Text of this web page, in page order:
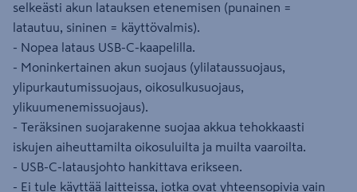
selkeästi akun latauksen etenemisen (punainen =
latautuu, sininen = käyttövalmis).
- Nopea lataus USB-C-kaapelilla.
- Moninkertainen akun suojaus (ylilataussuojaus,
ylipurkautumissuojaus, oikosulkusuojaus,
ylikuumenemissuojaus).
- Teräksinen suojarakenne suojaa akkua tehokkaasti
iskujen aiheuttamilta oikosuluilta ja muilta vaaroilta.
- USB-C-latausjohto hankittava erikseen.
- Ei tule käyttää laitteissa, jotka ovat yhteensopivia vain